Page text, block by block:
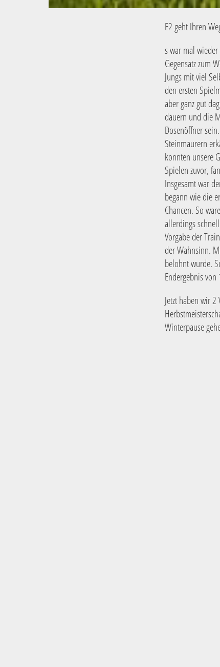
E2 geht Ihren
s war mal
Gegensatz zum
Jungs mit viel
den ersten
aber ganz gut
dauern und die
Dosenöffner
Steinmaurern
konnten unsere
Spielen zuvor,
Insgesamt war
begann wie die
Chancen. So
allerdings
Vorgabe der
der Wahnsinn.
belohnt wurde.
Endergebnis
Jetzt haben wir
Winterpause